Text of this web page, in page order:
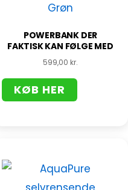
POWERBANK DER
FAKTISK KAN FØLGE MED
599,00 kr.
KØB HER